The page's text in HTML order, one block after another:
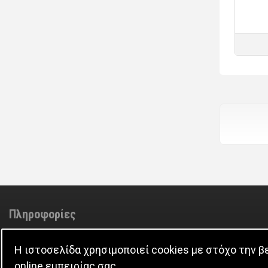
Πληροφορίες
Adminstrator
Επικοινωνία
Π.Π. Προσωπικών Δεδομένων
Η ιστοσελίδα χρησιμοποιεί cookies με στόχο την